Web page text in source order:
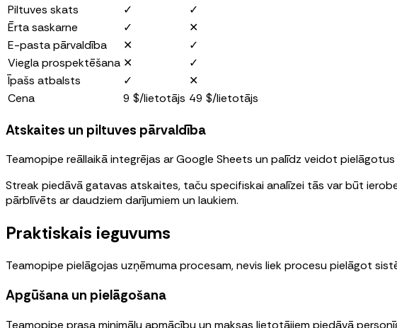
Piltuves skats
✓
✓
Ērta saskarne
✓
✕
E-pasta pārvaldība
✕
✓
Viegla prospektēšana ✕
✓
Īpašs atbalsts
✓
✕
Cena
9 $/lietotājs 49 $/lietotājs
Atskaites un piltuves pārvaldība
Teamopipe reāllaikā integrējas ar Google Sheets un palīdz veidot
Streak piedāvā gatavas atskaites, taču specifiskai analīzei tās var būt
pārblīvēts ar daudziem darījumiem un laukiem.
Praktiskais ieguvums
Teamopipe pielāgojas uzņēmuma procesam, nevis liek procesu pielāgot
Apgūšana un pielāgošana
Teamopipe prasa minimālu apmācību un maksas lietotājiem piedāvā